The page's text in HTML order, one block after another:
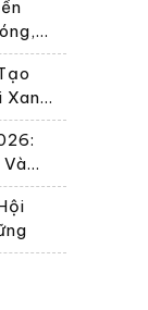
Xanh
Hiện